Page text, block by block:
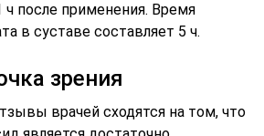
ч после применения. Время
в суставе составляет 5 ч.
зрения
врачей сходятся на том, что